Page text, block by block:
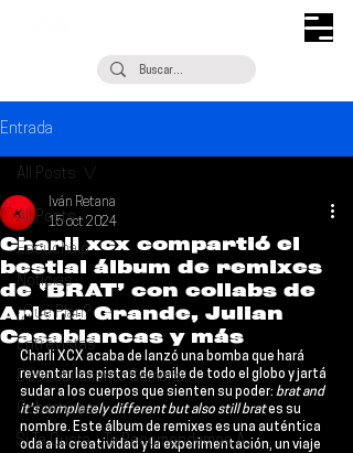
Entrada
All Posts
Escúchalo
Noticias
¿Qué Plan?
Entrevistas
Descubrimiento Semanal
Coberturas
Si Te Gusta... Te Recomendamos A...
All Posts
Charli xcx compartió el
bestial álbum de remixes
de ‘BRAT’ con collabs de
Ariana Grande, Julian
Casablancas y más
Iván Retana
15 oct 2024
Charli XCX acaba de lanzó una bomba que hará
reventar las pistas de baile de todo el globo y jartá
sudar a los cuerpos que sienten su poder: brat and
it's completely different but also still brat es su
nombre. Este álbum de remixes es una auténtica
oda a la creatividad y la experimentación, un viaje